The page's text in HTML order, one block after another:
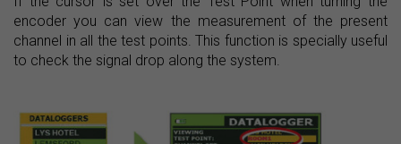
encoder you can view the measurement of the present
channel in all the test points. This function is specially useful
to check the signal drop along the system.